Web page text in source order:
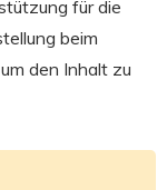
für die
beim
den Inhalt zu